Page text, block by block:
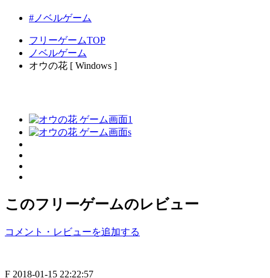
#ノベルゲーム
フリーゲームTOP
ノベルゲーム
オウの花 [ Windows ]
このフリーゲームのレビュー
コメント・レビューを追加する
F 2018-01-15 22:22:57